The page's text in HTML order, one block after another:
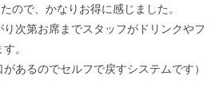
ので、かなりお得に感じました。
次第お席までスタッフがドリンクやフ
。
があるのでセルフで戻すシステムです）